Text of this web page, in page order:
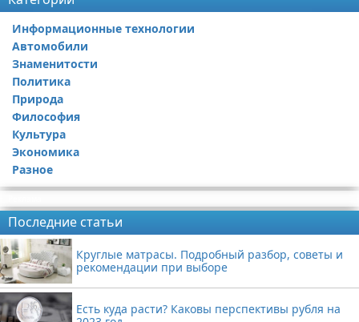
Информационные технологии
Автомобили
Знаменитости
Политика
Природа
Философия
Культура
Экономика
Разное
Последние статьи
Круглые матрасы. Подробный разбор, советы и
рекомендации при выборе
Есть куда расти? Каковы перспективы рубля на